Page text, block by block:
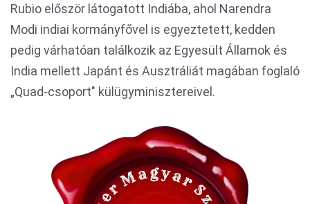
Rubio először látogatott Indiába, ahol Narendra
Modi indiai kormányfővel is egyeztetett, kedden
pedig várhatóan találkozik az Egyesült Államok és
India mellett Japánt és Ausztráliát magában foglaló
„Quad-csoport" külügyminisztereivel.